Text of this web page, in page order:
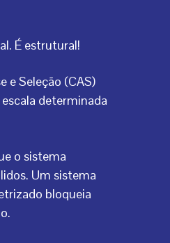
É estrutural!
e Seleção (CAS)
determinada
o sistema
Um sistema
bloqueia